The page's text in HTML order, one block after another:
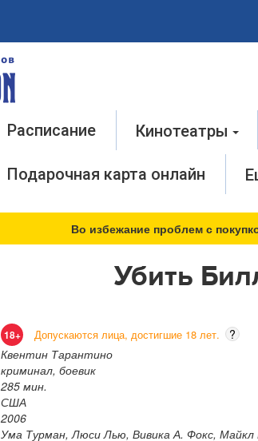
Расписание Кинотеатры
Подарочная карта онлайн
Во избежание проблем с
Убить
18+ Допускаются лица, достигшие 18 лет.
?
Квентин Тарантино
криминал, боевик
285 мин.
США
2006
Ума Турман, Люси Лью, Вивика А. Фокс, Майкл